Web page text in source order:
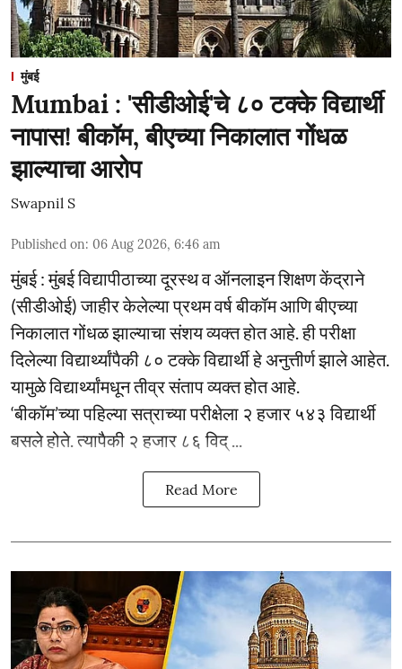
मुंबई
Mumbai : 'सीडीओई'चे ८० टक्के विद्यार्थी
नापास! बीकॉम, बीएच्या निकालात गोंधळ
झाल्याचा आरोप
Swapnil S
Published on: 06 Aug 2026, 6:46 am
मुंबई : मुंबई विद्यापीठाच्या दूरस्थ व ऑनलाइन शिक्षण केंद्राने
(सीडीओई) जाहीर केलेल्या प्रथम वर्ष बीकॉम आणि बीएच्या
निकालात गोंधळ झाल्याचा संशय व्यक्त होत आहे. ही परीक्षा
दिलेल्या विद्यार्थ्यांपैकी ८० टक्के विद्यार्थी हे अनुत्तीर्ण झाले आहेत.
यामुळे विद्यार्थ्यांमधून तीव्र संताप व्यक्त होत आहे.
‘बीकॉम’च्या पहिल्या सत्राच्या परीक्षेला २ हजार ५४३ विद्यार्थी
बसले होते. त्यापैकी २ हजार ८६ विद् ...
Read More